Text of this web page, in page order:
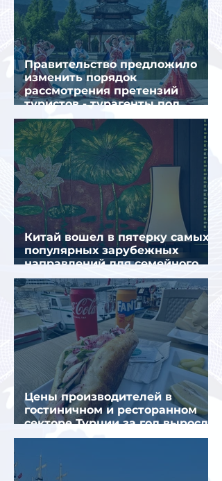
Правительство предложило
изменить порядок
рассмотрения претензий
туристов - турагенты под
ударом!
Китай вошел в пятерку самых
популярных зарубежных
направлений для семейного
отдыха летом
Цены производителей в
гостиничном и ресторанном
секторе Турции за год выросли
почти на 32%